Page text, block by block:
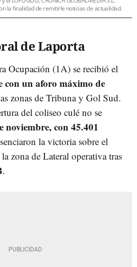
la finalidad de remitirle noticias de actualidad.
de Laporta
Ocupación (1A) se recibió el
con un aforo máximo de
zonas de Tribuna y Gol Sud.
del coliseo culé no se
noviembre, con 45.401
la victoria sobre el
zona de Lateral operativa tras
.